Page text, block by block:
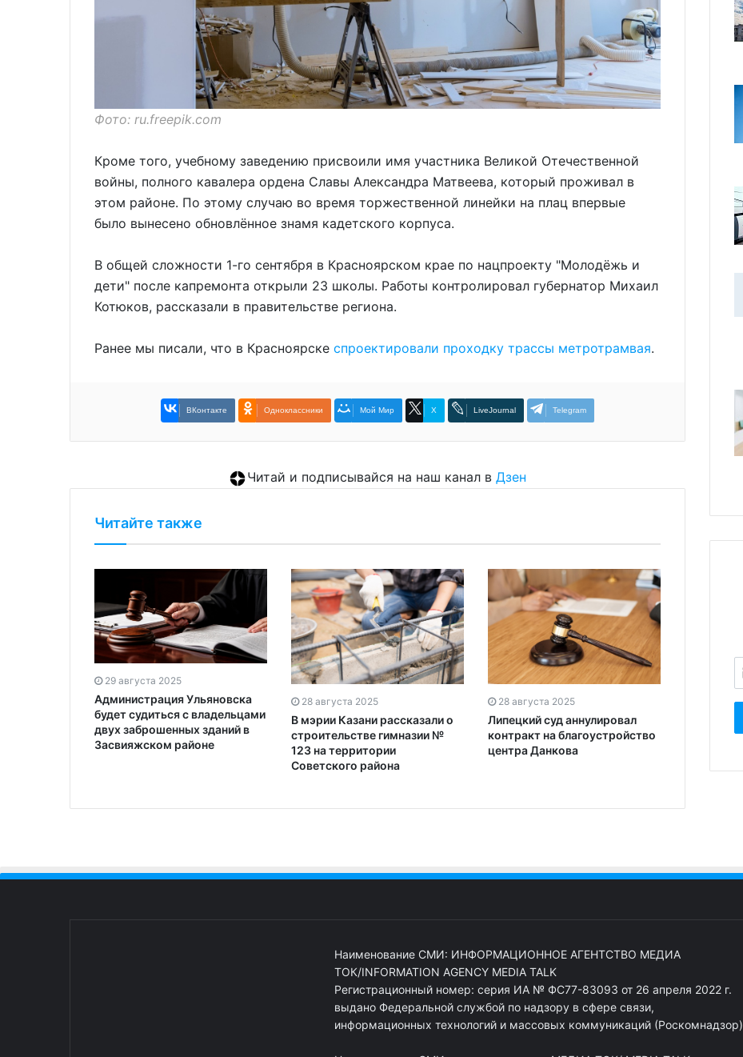
Фото: ru.freepik.com
Кроме того, учебному заведению присвоили имя участника Великой Отечественной
войны, полного кавалера ордена Славы Александра Матвеева, который проживал в
этом районе. По этому случаю во время торжественной линейки на плац впервые
было вынесено обновлённое знамя кадетского корпуса.
В общей сложности 1-го сентября в Красноярском крае по нацпроекту "Молодёжь и
дети" после капремонта открыли 23 школы. Работы контролировал губернатор Михаил
Котюков, рассказали в правительстве региона.
Ранее мы писали, что в Красноярске спроектировали проходку трассы метротрамвая.
ВКонтакте Одноклассники Мой Мир X LiveJournal Telegram
Читай и подписывайся на наш канал в Дзен
Читайте также
29 августа 2025
Администрация Ульяновска
будет судиться с владельцами
двух заброшенных зданий в
Засвияжском районе
28 августа 2025
В мэрии Казани рассказали о
строительстве гимназии №
123 на территории
Советского района
28 августа 2025
Липецкий суд аннулировал
контракт на благоустройство
центра Данкова
Наименование СМИ: ИНФОРМАЦИОННОЕ АГЕНТСТВО МЕДИА
ТОК/INFORMATION AGENCY MEDIA TALK
Регистрационный номер: серия ИА № ФС77-83093 от 26 апреля 2022 г.
выдано Федеральной службой по надзору в сфере связи,
информационных технологий и массовых коммуникаций (Роскомнадзор)